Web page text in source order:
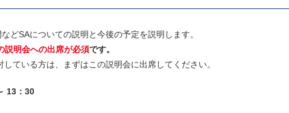
どSAについての説明と今後の予定を説明します。
説明会への出席が必須です。
ている方は、まずはこの説明会に出席してください。
13：30